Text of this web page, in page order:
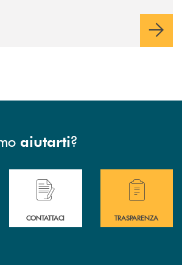
aiutarti?
delle filiali .
Hai bisogno di assistenza immediata?
CONTATTACI
Hai bisogno di
TRASPARENZA